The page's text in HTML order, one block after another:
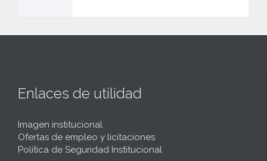
Enlaces de utilidad
Imagen institucional
Ofertas de empleo y licitaciones
Política de Seguridad Institucional